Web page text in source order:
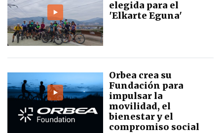
elegida para el
'Elkarte Eguna'
Orbea crea su
Fundación para
impulsar la
movilidad, el
bienestar y el
compromiso social